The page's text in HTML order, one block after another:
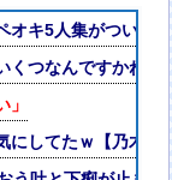
オキ5人集がついに
つなんですかね？
にしてたｗ【乃木坂